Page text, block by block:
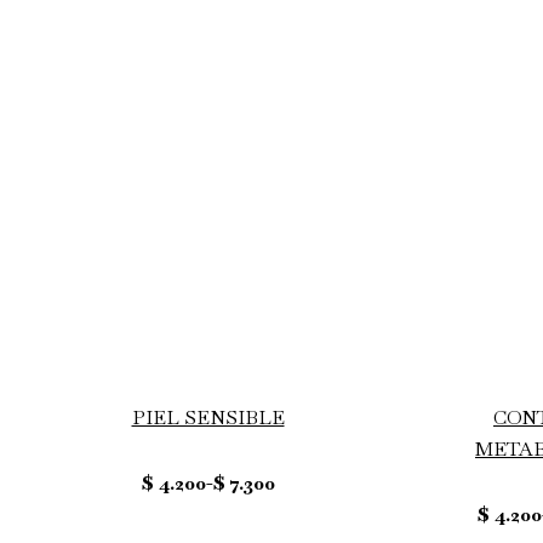
PIEL SENSIBLE
$ 4.200-$ 7.300
$ 4.200